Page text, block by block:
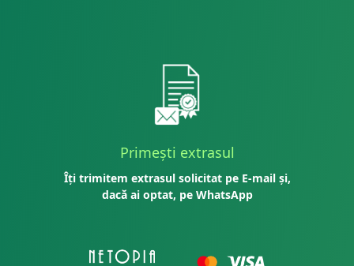
Primești extrasul
Îți trimitem extrasul solicitat pe E-mail și,
dacă ai optat, pe WhatsApp